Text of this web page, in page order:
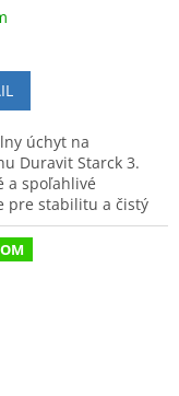
úchyt na
Duravit Starck 3.
a spoľahlivé
pre stabilitu a čistý
modernej